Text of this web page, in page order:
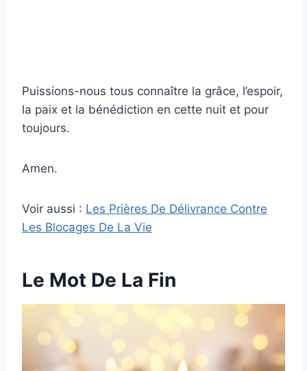
Puissions-nous tous connaître la grâce, l’espoir,
la paix et la bénédiction en cette nuit et pour
toujours.
Amen.
Voir aussi : Les Prières De Délivrance Contre
Les Blocages De La Vie
Le Mot De La Fin